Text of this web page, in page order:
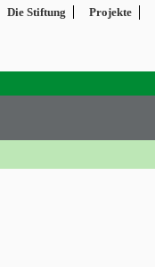
Die Stiftung Projekte